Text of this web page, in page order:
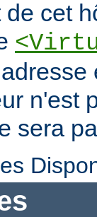
cet
n'est
sera